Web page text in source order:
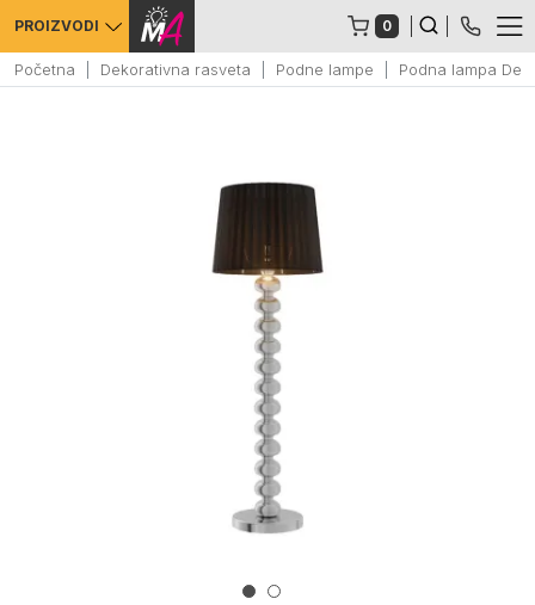
PROIZVODI 0
Početna Dekorativna rasveta Podne lampe Podna lampa